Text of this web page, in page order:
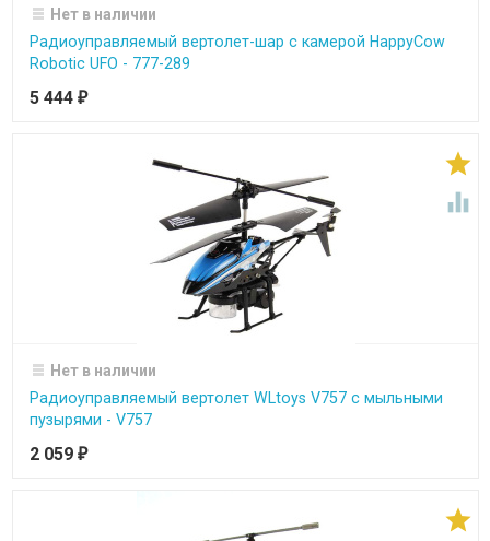
Нет в наличии
Радиоуправляемый вертолет-шар с камерой HappyCow
Robotic UFO - 777-289
5 444 ₽


Нет в наличии
Радиоуправляемый вертолет WLtoys V757 с мыльными
пузырями - V757
2 059 ₽
